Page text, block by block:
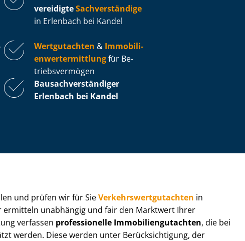
vereidigteSachverständige
in Erlenbach bei Kandel
Wertgutachten & Im­mo­bi­li­
en­wert­ermitt­lungfür Be­
triebs­ver­mö­gen
Bau­sach­ver­stän­di­ger
Erlenbach bei Kandel
und prüfen wir für SieVer­kehrs­wert­gut­ach­ten in
ermitteln unabhängig und fair den Marktwert Ihrer
verfassen professionelle Im­mo­bi­li­en­gut­ach­ten, die bei
werden. Diese werden unter Be­rück­sich­ti­gung, der